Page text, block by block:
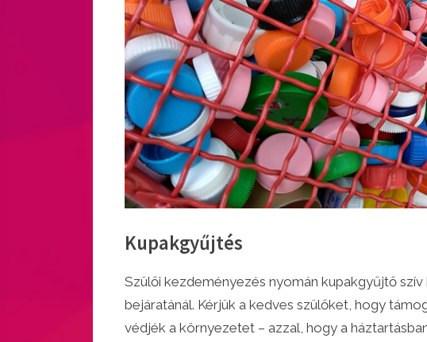
Kupakgyűjtés
Posted
on
március 19, 2022
By
Sebestyén Mónika
Szülői kezdeményezés nyomán kupakgyűjtő
bejáratánál. Kérjük a kedves szülőket, hogy
védjék a környezetet – azzal, hogy a